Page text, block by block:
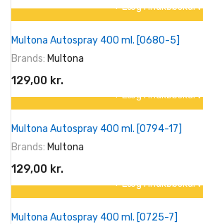
+ Læg I Indkøbskurv
Multona Autospray 400 ml. [0680-5]
Brands: Multona
129,00 kr.
+ Læg I Indkøbskurv
Multona Autospray 400 ml. [0794-17]
Brands: Multona
129,00 kr.
+ Læg I Indkøbskurv
Multona Autospray 400 ml. [0725-7]